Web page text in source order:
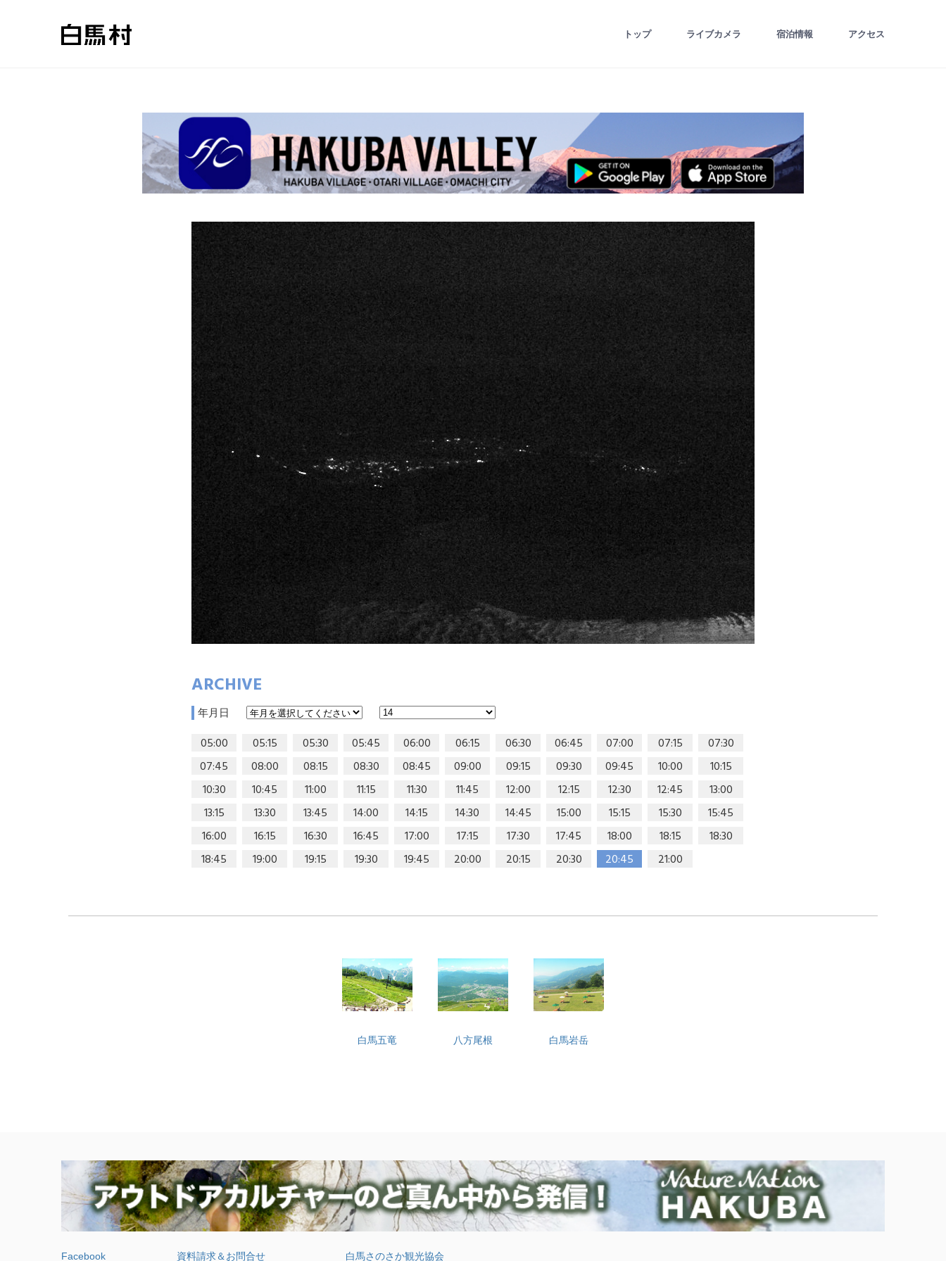
トップ ライブカメラ 宿泊情報 アクセス
ARCHIVE
年月日
05:00 05:15 05:30 05:45 06:00 06:15 06:30 06:45 07:00 07:15
07:30
07:45
08:00 08:15 08:30 08:45 09:00 09:15 09:30 09:45 10:00
10:15
10:30
10:45 11:00 11:15 11:30 11:45 12:00 12:15 12:30 12:45
13:00
13:15
13:30 13:45 14:00 14:15 14:30 14:45 15:00 15:15 15:30
15:45
16:00
16:15 16:30 16:45 17:00 17:15 17:30 17:45 18:00 18:15
18:30
18:45
19:00 19:15 19:30 19:45 20:00 20:15 20:30 20:45 21:00
白馬五竜 八方尾根 白馬岩岳